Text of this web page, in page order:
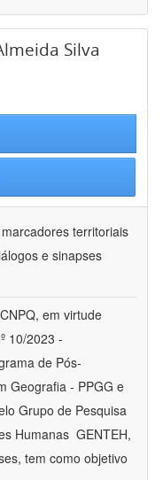
Silva
territoriais
e sinapses
em virtude
10/2023 -
de Pós-
Geografia - PPGG e
Grupo de Pesquisa
Humanas  GENTEH,
tem como objetivo